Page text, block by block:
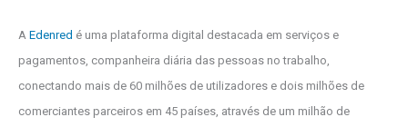
A Edenred é uma plataforma digital destacada em serviços e
pagamentos, companheira diária das pessoas no trabalho,
conectando mais de 60 milhões de utilizadores e dois milhões de
comerciantes parceiros em 45 países, através de um milhão de